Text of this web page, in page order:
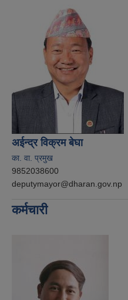
अईन्द्र विक्रम बेघा
का. वा. प्रमुख
9852038600
deputymayor@dharan.gov.np
कर्मचारी